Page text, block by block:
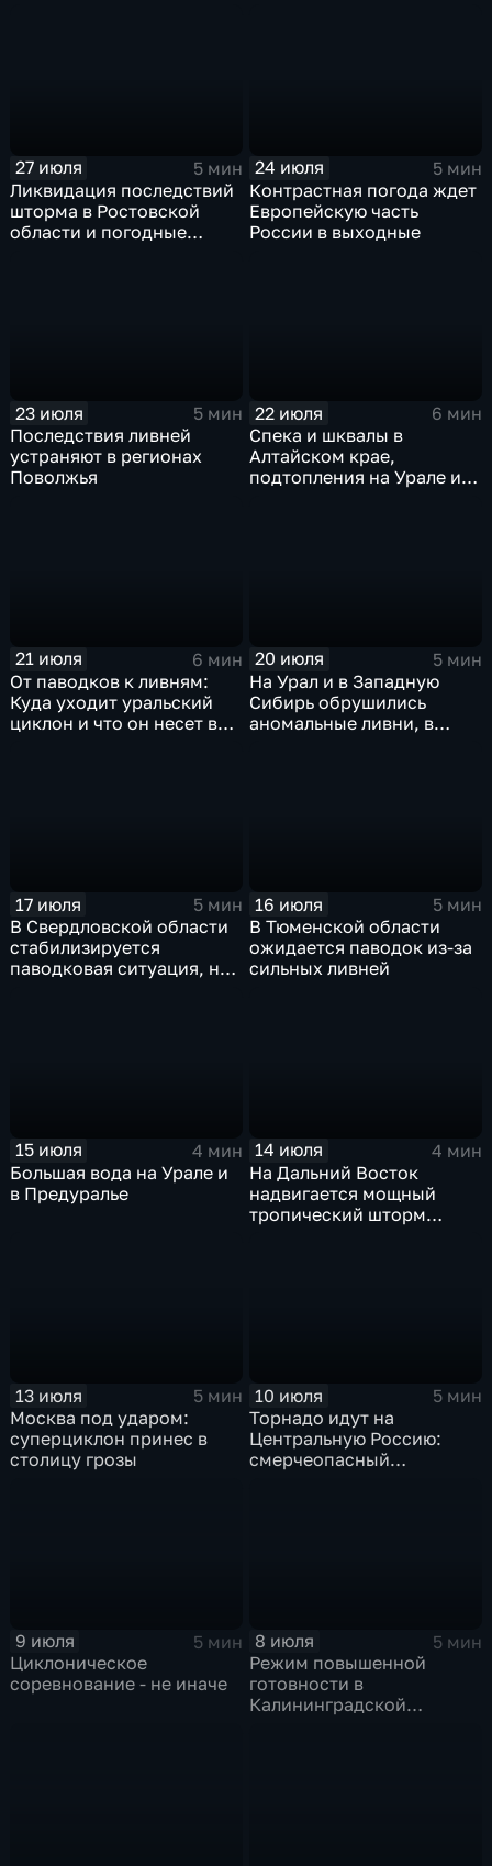
27 июля
5 мин
Ликвидация последствий
шторма в Ростовской
области и погодные
24 июля
5 мин
Контрастная погода ждет
Европейскую часть
России в выходные
23 июля
5 мин
Последствия ливней
устраняют в регионах
Поволжья
22 июля
6 мин
Спека и шквалы в
Алтайском крае,
подтопления на Урале и
21 июля
6 мин
От паводков к ливням:
Куда уходит уральский
циклон и что он несет в
20 июля
5 мин
На Урал и в Западную
Сибирь обрушились
аномальные ливни, в
17 июля
5 мин
В Свердловской области
стабилизируется
паводковая ситуация, но
16 июля
5 мин
В Тюменской области
ожидается паводок из-за
сильных ливней
15 июля
4 мин
Большая вода на Урале и
в Предуралье
14 июля
4 мин
На Дальний Восток
надвигается мощный
тропический шторм
13 июля
5 мин
Москва под ударом:
суперциклон принес в
столицу грозы
10 июля
5 мин
Торнадо идут на
Центральную Россию:
смерчеопасный
9 июля
5 мин
Циклоническое
соревнование - не иначе
8 июля
5 мин
Режим повышенной
готовности в
Калининградской